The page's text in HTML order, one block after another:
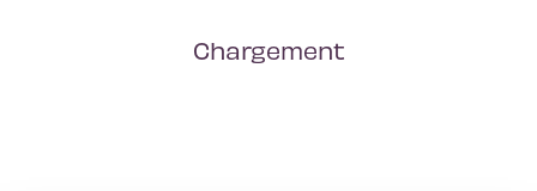
Chargement